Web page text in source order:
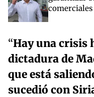
comerciales
“Hay una crisis
dictadura de
que está
sucedió con